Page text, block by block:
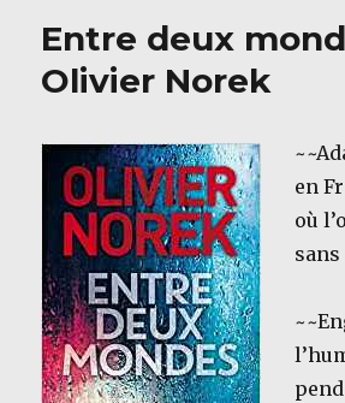
Entre deux
Olivier Norek
en
où
sans